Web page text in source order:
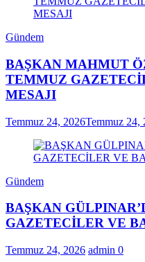
Gündem
BAŞKAN MAHMUT
TEMMUZ
MESAJI
Temmuz 24, 2026Temmuz 24,
Gündem
BAŞKAN
GAZETECİLER VE
Temmuz 24, 2026 admin 0